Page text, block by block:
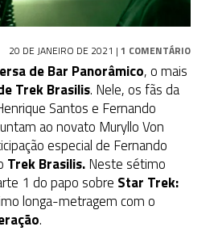
20 DE JANEIRO DE 2021 | 1 COMENTÁRIO
de Bar Panorâmico, o mais
Trek Brasilis. Nele, os fãs da
Santos e Fernando
ao novato Muryllo Von
especial de Fernando
Trek Brasilis.Neste sétimo
1 do papo sobre Star Trek:
longa-metragem com o
.